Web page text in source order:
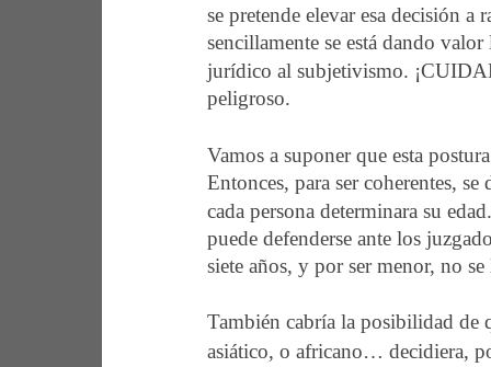
se pretende elevar esa decisión
sencillamente se está dando
jurídico al subjetivismo.
peligroso.
Vamos a suponer que esta
Entonces, para ser coherentes,
cada persona determinara su
puede defenderse ante los
siete años, y por ser menor, no
También cabría la posibilidad
asiático, o africano… decidiera,